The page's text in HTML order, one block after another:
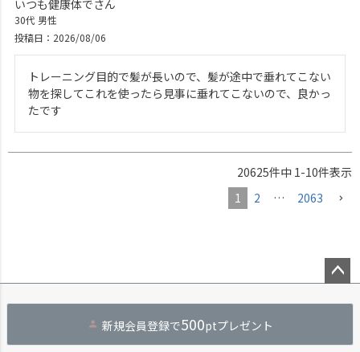
いつも健康体で
30代 男性
投稿日
2026/08/06
トレーニング目的で髪が長いので、髪が途中で垂れてこない
物を探してこれを使ったら見事に垂れてこないので、良かっ
たです
20625件中 1-10件表示
1
2 … 2063
ジト
へ
新規会員登録で500ptプレゼント